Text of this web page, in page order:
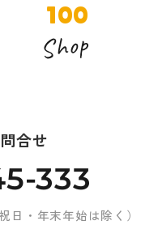
100
Shop
合せ
333
日・年末年始は除く）